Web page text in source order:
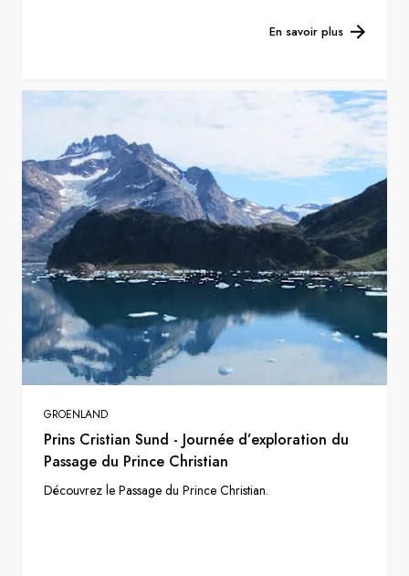
En savoir plus
GROENLAND
Prins Cristian Sund - Journée d’exploration du
Passage du Prince Christian
Découvrez le Passage du Prince Christian.